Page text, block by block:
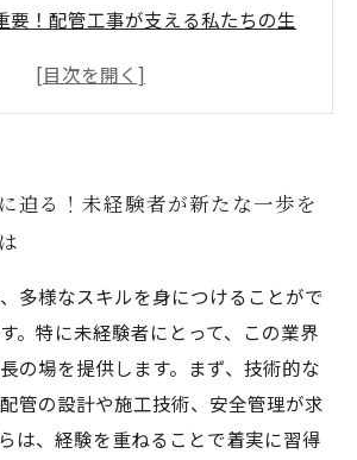
要！配管工事が支える私たちの生
心！配管工事で求められるスキル
の大切さ
と高い給与に魅力を感じる配管工
技術を学ぶ！配管工事が新しい可
界で輝く未来を手に入れよう！未
のガイド
迫る！未経験者が新たな一歩を
多様なスキルを身につけることがで
。特に未経験者にとって、この業界
の場を提供します。まず、技術的な
管の設計や施工技術、安全管理が求
は、経験を重ねることで着実に習得